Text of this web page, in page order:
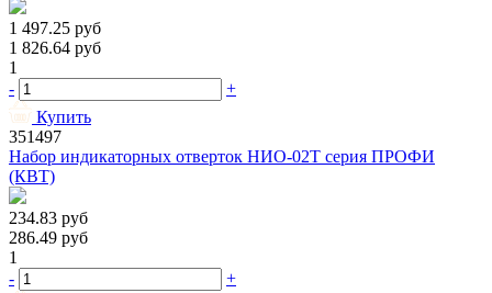
1 497.25 руб
1 826.64 руб
1
-
+
Купить
351497
Набор индикаторных отверток НИО-02Т серия ПРОФИ
(КВТ)
234.83 руб
286.49 руб
1
-
+